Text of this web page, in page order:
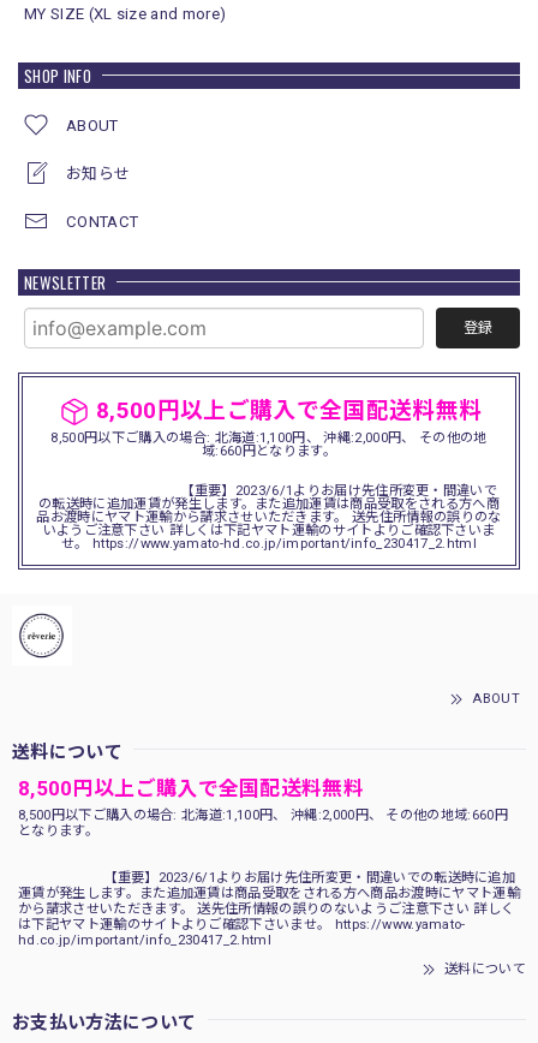
MY SIZE (XL size and more)
SHOP INFO
ABOUT
お知らせ
CONTACT
NEWSLETTER
登録
8,500円以上ご購入で全国配送料無料
8,500円以下ご購入の場合: 北海道:1,100円、 沖縄:2,000円、 その他の地
域:660円となります。
【重要】2023/6/1よりお届け先住所変更・間違いで
の転送時に追加運賃が発生します。また追加運賃は商品受取をされる方へ商
品お渡時にヤマト運輸から請求させいただきます。 送先住所情報の誤りのな
いようご注意下さい 詳しくは下記ヤマト運輸のサイトよりご確認下さいま
せ。 https://www.yamato-hd.co.jp/important/info_230417_2.html
ABOUT
送料について
8,500円以上ご購入で全国配送料無料
8,500円以下ご購入の場合: 北海道:1,100円、 沖縄:2,000円、 その他の地域:660円
となります。
【重要】2023/6/1よりお届け先住所変更・間違いでの転送時に追加
運賃が発生します。また追加運賃は商品受取をされる方へ商品お渡時にヤマト運輸
から請求させいただきます。 送先住所情報の誤りのないようご注意下さい 詳しく
は下記ヤマト運輸のサイトよりご確認下さいませ。 https://www.yamato-
hd.co.jp/important/info_230417_2.html
送料について
お支払い方法について